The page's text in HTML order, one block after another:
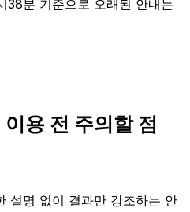
분 기준으로 오래된 안내는
용 전 주의할 점
설명 없이 결과만 강조하는 안